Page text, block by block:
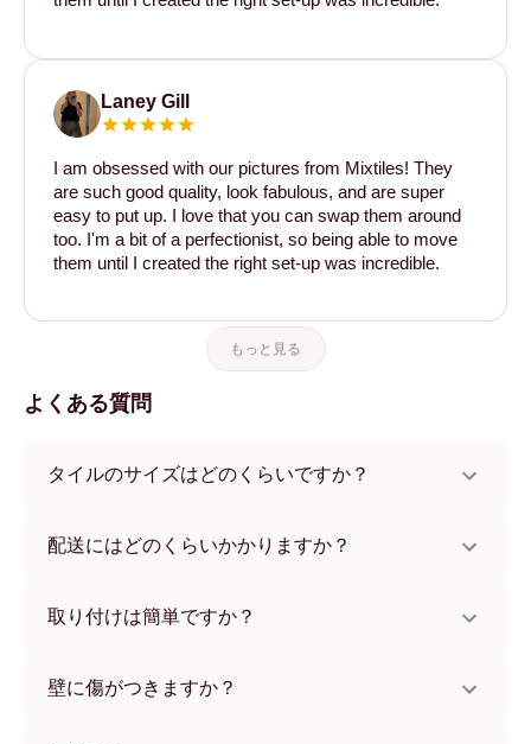
Laney Gill
I am obsessed with our pictures from Mixtiles! They
are such good quality, look fabulous, and are super
easy to put up. I love that you can swap them around
too. I'm a bit of a perfectionist, so being able to move
them until I created the right set-up was incredible.
もっと見る
よくある質問
タイルのサイズはどのくらいですか？
フレームカラーからお選びいただけます。
配送にはどのくらいかかりますか？
用いただけます。ご注文後、追跡番号をお知らせします。
取り付けは簡単ですか？
をつけないため、賃貸のお部屋でも安心してお使いいただ
壁に傷がつきますか？